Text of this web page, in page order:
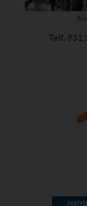
Telf. 931